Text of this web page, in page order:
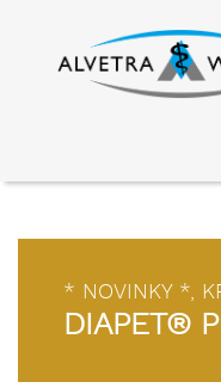
* NOVINKY *,
DIAPET®